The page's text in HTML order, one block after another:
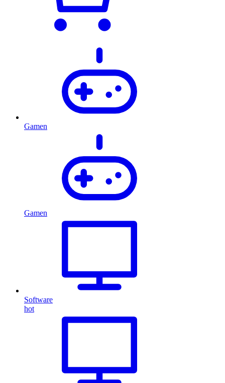
Gamen
Gamen
Software
hot